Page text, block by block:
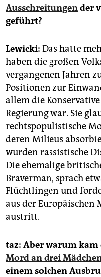
Ausschreitungender
geführt?
Lewicki: Das hatte
haben die großen
vergangenen Jahren
Positionen zur
allem die
Regierung war. Sie
rechtspopulistische
deren Milieus
wurden rassistische
Die ehemalige
Braverman, sprach
Flüchtlingen und
aus der Europäischen
austritt.
taz: Aber warum kam
Mord an drei
einem solchen